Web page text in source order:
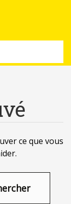
ce que vous